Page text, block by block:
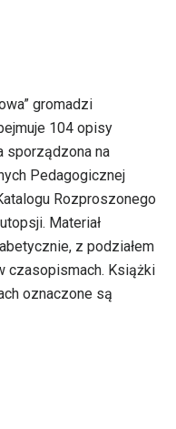
gromadzi
104 opisy
sporządzona na
Pedagogicznej
Rozproszonego
Materiał
z podziałem
czasopismach. Książki
oznaczone są